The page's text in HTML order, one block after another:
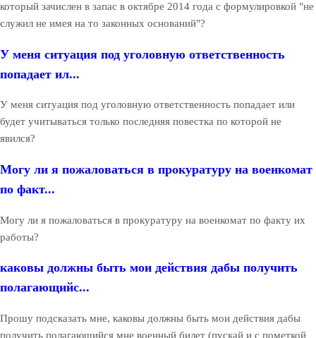
который зачислен в запас в октябре 2014 года с формулировкой "не
служил не имея на то законных оснований"?
У меня ситуация под уголовную ответственность
попадает ил...
У меня ситуация под уголовную ответственность попадает или
будет учитываться только последняя повестка по которой не
явился?
Могу ли я пожаловаться в прокуратуру на военкомат
по факт...
Могу ли я пожаловаться в прокуратуру на военкомат по факту их
работы?
каковы должны быть мои действия дабы получить
полагающийс...
Прошу подсказать мне, каковы должны быть мои действия дабы
получить полагающийся мне военный билет (пускай и с пометкой